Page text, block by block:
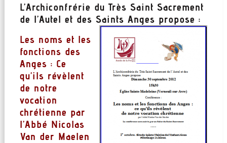
L’Archiconfrérie du Très Saint Sacrement
de l’Autel et des Saints Anges propose :
Les noms et les
fonctions des
Anges : Ce
qu’ils révèlent
de notre
vocation
chrétienne par
l’Abbé Nicolas
Van der Maelen